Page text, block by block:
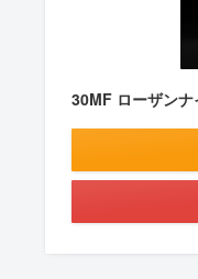
30MF ローザン